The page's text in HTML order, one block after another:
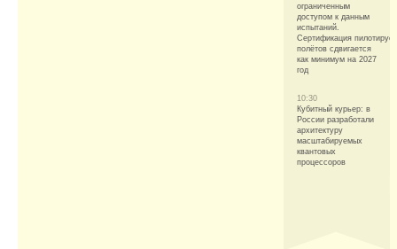
ограниченным
доступом к данным
испытаний.
Сертификация
полётов сдвигается
как минимум на 2027
год
10:30
Кубитный курьер: в
России разработали
архитектуру
масштабируемых
квантовых
процессоров